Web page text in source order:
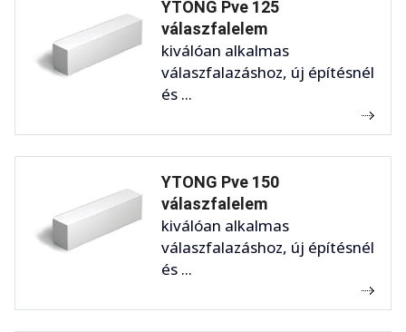
YTONG Pve 125
válaszfalelem
kiválóan alkalmas
válaszfalazáshoz, új építésnél
és ...
YTONG Pve 150
válaszfalelem
kiválóan alkalmas
válaszfalazáshoz, új építésnél
és ...